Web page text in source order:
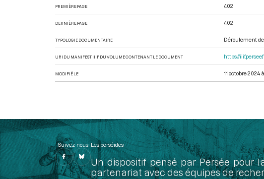
PREMIÈRE PAGE 402
DERNIÈRE PAGE 402
TYPOLOGIE DOCUMENTAIRE Déroulement
URI DU MANIFEST IIIF DU VOLUME CONTENANT LE DOCUMENT https://
MODIFIÉ LE 11 octobre 2024
Suivez-nous Les perséides
Un dispositif pensé par Persée pour
partenariat avec des équipes de